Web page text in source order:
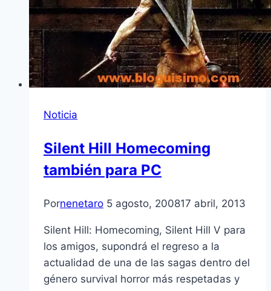
Noticia
Silent Hill Homecoming
también para PC
Pornenetaro 5 agosto, 200817 abril, 2013
Silent Hill: Homecoming, Silent Hill V para
los amigos, supondrá el regreso a la
actualidad de una de las sagas dentro del
género survival horror más respetadas y